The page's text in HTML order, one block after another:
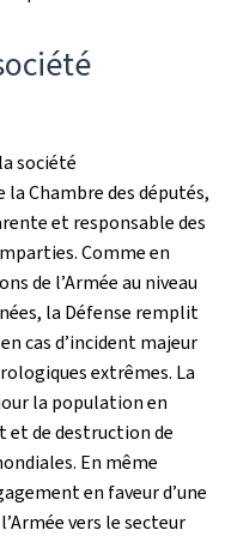
société
Chambre des députés,
et responsable des
Comme en
de l’Armée au niveau
la Défense remplit
cas d’incident majeur
extrêmes. La
la population en
et de destruction de
En même
en faveur d’une
vers le secteur